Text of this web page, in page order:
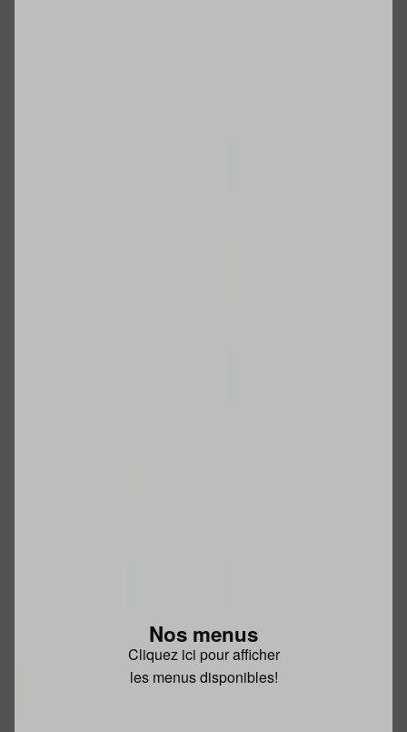
Nos menus
Cliquez ici pour afficher
les menus disponibles!